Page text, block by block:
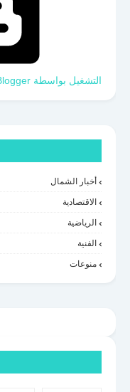
التشغيل بواسطة Blogger
أخبار الشمال
الاقتصادية
الرياضية
الفنية
منوعات